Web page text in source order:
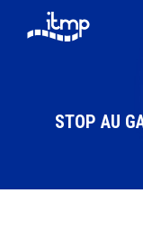
STOP AU